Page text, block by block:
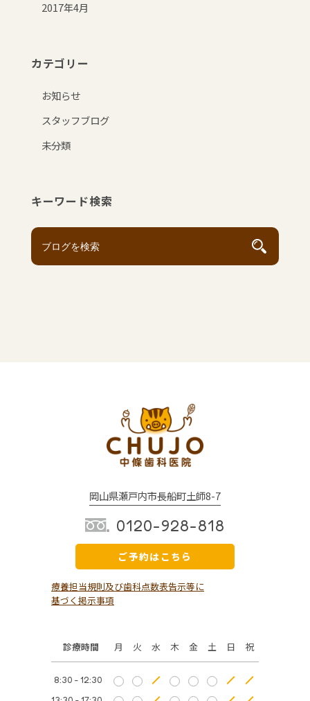
2017年4月
カテゴリー
お知らせ
スタッフブログ
未分類
キーワード検索
岡山県瀬戸内市長船町土師8-7
0120-928-818
ご予約はこちら
診療時間 月 火 水 木 金 土 日 祝
8:30 - 12:30
療養担当規則及び歯科点数表告示等に
基づく掲示事項